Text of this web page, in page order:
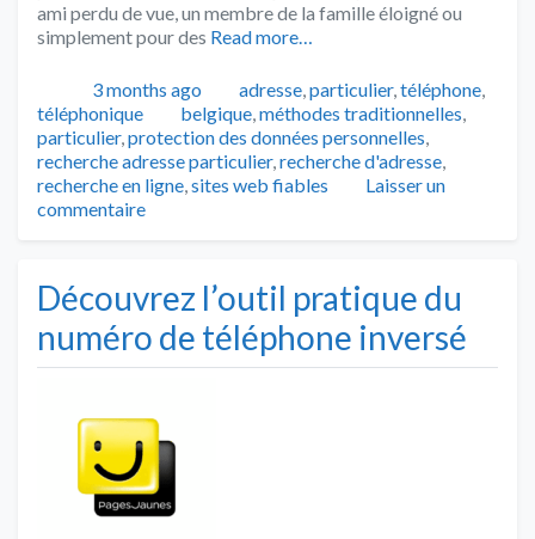
ami perdu de vue, un membre de la famille éloigné ou
simplement pour des Read more…
Publié3 months ago Catégories
adresse,particulier,téléphone,
téléphonique
Tags
belgique,méthodes traditionnelles,
particulier,protection des données personnelles,
recherche adresse particulier,recherche d'adresse,
recherche en ligne,sites web fiables
Laisser un
commentaire
Découvrez l’outil pratique du
numéro de téléphone inversé